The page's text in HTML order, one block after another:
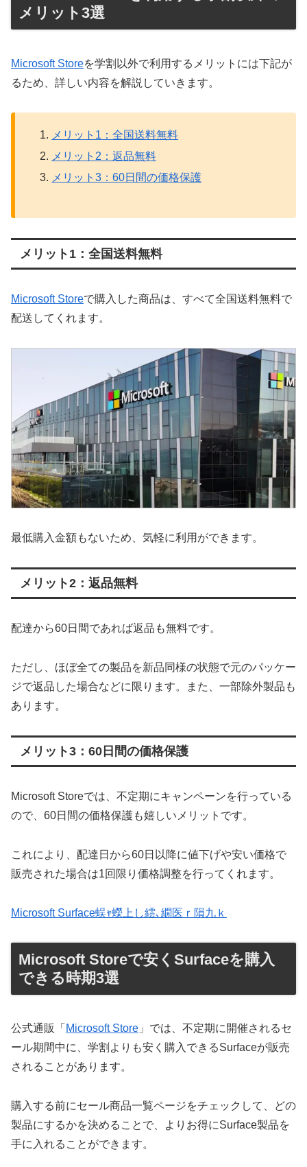
メリット3選
Microsoft Storeを学割以外で利用するメリットには下記が
るため、詳しい内容を解説していきます。
メリット1：全国送料無料
メリット2：返品無料
メリット3：60日間の価格保護
メリット1：全国送料無料
Microsoft Storeで購入した商品は、すべて全国送料無料で
配送してくれます。
最低購入金額もないため、気軽に利用ができます。
メリット2：返品無料
配達から60日間であれば返品も無料です。
ただし、ほぼ全ての製品を新品同様の状態で元のパッケー
ジで返品した場合などに限ります。また、一部除外製品も
あります。
メリット3：60日間の価格保護
Microsoft Storeでは、不定期にキャンペーンを行っている
ので、60日間の価格保護も嬉しいメリットです。
これにより、配達日から60日以降に値下げや安い価格で
販売された場合は1回限り価格調整を行ってくれます。
Microsoft Surface蜈ｬ蠑上し繧､繝医ｒ隕九ｋ
Microsoft Storeで安くSurfaceを購入
できる時期3選
公式通販「 Microsoft Store 」では、不定期に開催されるセ
ール期間中に、学割よりも安く購入できるSurfaceが販売
されることがあります。
購入する前にセール商品一覧ページをチェックして、どの
製品にするかを決めることで、よりお得にSurface製品を
手に入れることができます。